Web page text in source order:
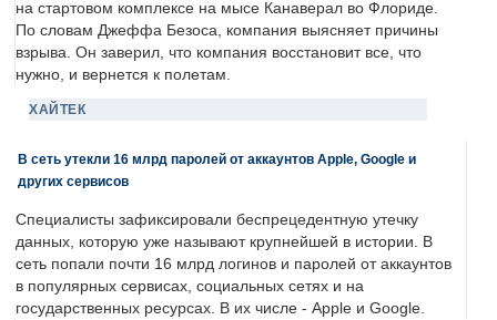
на стартовом комплексе на мысе Канаверал во Флориде.
По словам Джеффа Безоса, компания выясняет причины
взрыва. Он заверил, что компания восстановит все, что
нужно, и вернется к полетам.
ХАЙТЕК
В сеть утекли 16 млрд паролей от аккаунтов Apple, Google и
других сервисов
Специалисты зафиксировали беспрецедентную утечку
данных, которую уже называют крупнейшей в истории. В
сеть попали почти 16 млрд логинов и паролей от аккаунтов
в популярных сервисах, социальных сетях и на
государственных ресурсах. В их числе - Apple и Google.